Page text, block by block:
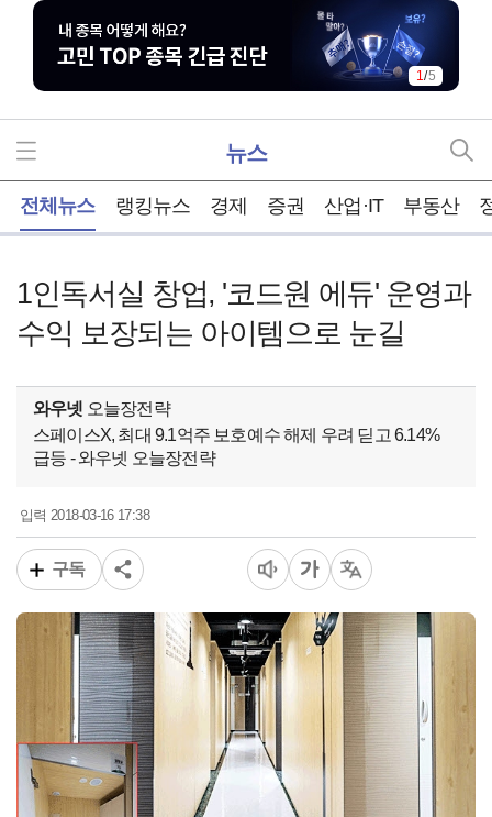
1/5
뉴스
전체뉴스 랭킹뉴스 경제 증권 산업·IT 부동산
1인독서실 창업, '코드원 에듀' 운영과
수익 보장되는 아이템으로 눈길
와우넷 오늘장전략
스페이스X, 최대 9.1억주 보호예수 해제 우려 딛고 6.14%
급등 - 와우넷 오늘장전략
입력2018-03-16 17:38
구독